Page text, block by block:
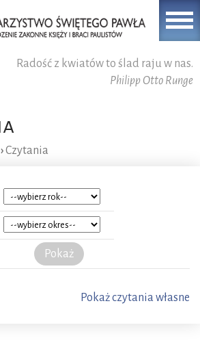
Radość z kwiatów to ślad raju w nas.
Philipp Otto Runge
›Czytania
Pokaż
Pokaż czytania własne